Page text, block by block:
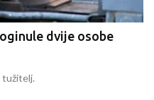
dvije osobe
tužitelj.